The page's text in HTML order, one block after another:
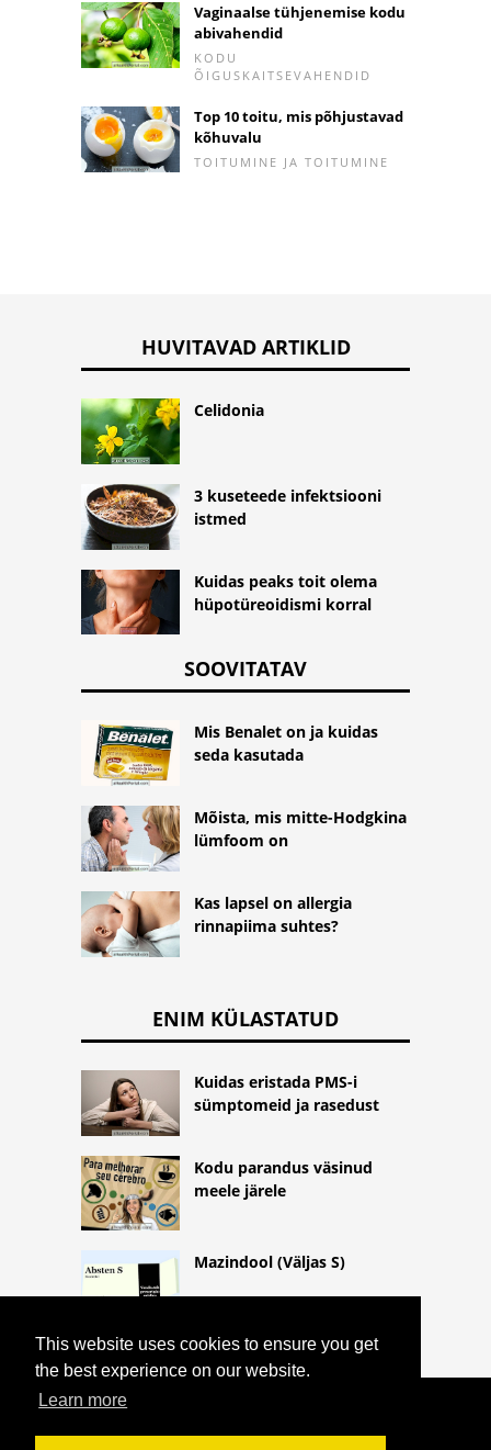
This website uses cookies to ensure you get
the best experience on our website.
Learn more
Vaginaalse tühjenemise kodu
abivahendid
KODU
ÕIGUSKAITSEVAHENDID
Top 10 toitu, mis põhjustavad
kõhuvalu
TOITUMINE JA TOITUMINE
HUVITAVAD ARTIKLID
Celidonia
3 kuseteede infektsiooni
istmed
Kuidas peaks toit olema
hüpotüreoidismi korral
SOOVITATAV
Mis Benalet on ja kuidas
seda kasutada
Mõista, mis mitte-Hodgkina
lümfoom on
Kas lapsel on allergia
rinnapiima suhtes?
ENIM KÜLASTATUD
Kuidas eristada PMS-i
sümptomeid ja rasedust
Kodu parandus väsinud
meele järele
Mazindool (Väljas S)
HTTPS://THELIGHTLIFEBLOG.COMMIS